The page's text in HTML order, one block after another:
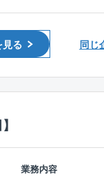
＜例：年間歩合
1棟当たり約45万
す。工事監督支
官公庁より受注し
応しています。
■就業環境：
年間休日125日、
る 同じ
業務内容